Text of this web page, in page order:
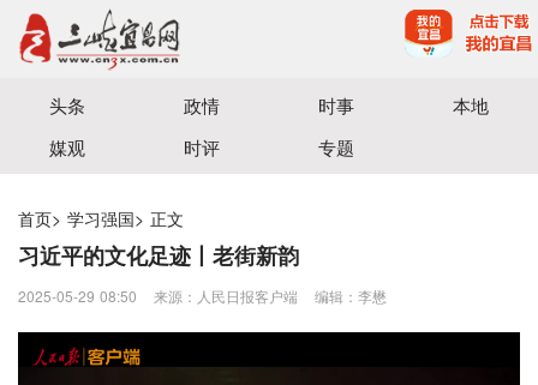
宜昌三峡融媒体中心主办
头条 政情 时事
本地
媒观
时评 专题
首页> 学习强国> 正文
习近平的文化足迹丨老街新韵
2025-05-29 08:50 来源：人民日报客户端 编辑：李懋